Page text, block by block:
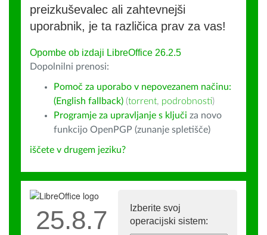
preizkuševalec ali zahtevnejši
uporabnik, je ta različica prav za vas!
Opombe ob izdaji LibreOffice 26.2.5
Dopolnilni prenosi:
Pomoč za uporabo v nepovezanem načinu:
(English fallback) (torrent, podrobnosti)
Programje za upravljanje s ključi za novo
funkcijo OpenPGP (zunanje spletišče)
iščete v drugem jeziku?
Izberite svoj
operacijski sistem:
25.8.7